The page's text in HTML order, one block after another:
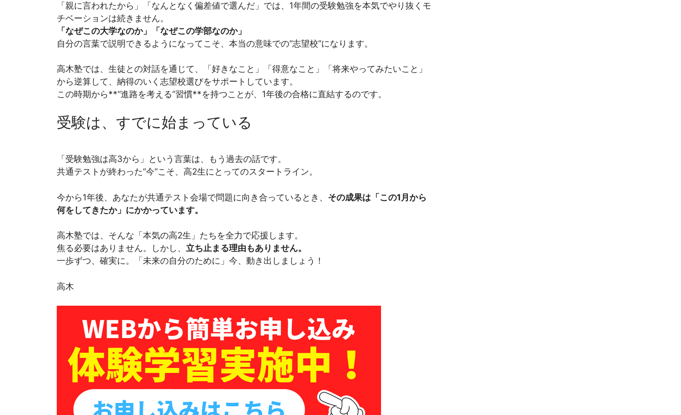
「親に言われたから」「なんとなく偏差値で選んだ」では、1年間の受験勉強を本気でやり抜くモ
チベーションは続きません。
「なぜこの大学なのか」「なぜこの学部なのか」
自分の言葉で説明できるようになってこそ、本当の意味での“志望校”になります。
高木塾では、生徒との対話を通じて、「好きなこと」「得意なこと」「将来やってみたいこと」
から逆算して、納得のいく志望校選びをサポートしています。
この時期から**“進路を考える”習慣**を持つことが、1年後の合格に直結するのです。
受験は、すでに始まっている
「受験勉強は高3から」という言葉は、もう過去の話です。
共通テストが終わった“今”こそ、高2生にとってのスタートライン。
今から1年後、あなたが共通テスト会場で問題に向き合っているとき、 その成果は「この1月から
何をしてきたか」にかかっています。
高木塾では、そんな「本気の高2生」たちを全力で応援します。
焦る必要はありません。しかし、 立ち止まる理由もありません。
一歩ずつ、確実に。「未来の自分のために」今、動き出しましょう！
高木